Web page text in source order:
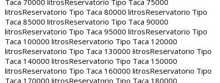
Taca 70000 litros Reservatorio Tipo Taca 75000
litrosReservatorio Tipo Taca 80000 litrosReservatorio Tipo
Taca 85000 litrosReservatorio Tipo Taca 90000
litrosReservatorio Tipo Taca 95000 litrosReservatorio Tipo
Taca 100000 litrosReservatorio Tipo Taca 120000
litrosReservatorio Tipo Taca 130000 litrosReservatorio Tipo
Taca 140000 litrosReservatorio Tipo Taca 150000
litrosReservatorio Tipo Taca 160000 litrosReservatorio Tipo
Taca 170000 litrosReservatorio Tipo Taca 180000